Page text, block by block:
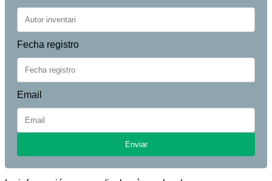
Fecha registro
Email